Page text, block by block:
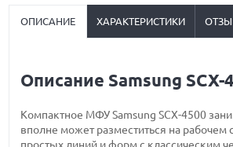
ОПИСАНИЕ ХАРАКТЕРИСТИКИ
Описание Samsung SCX-
Компактное МФУ Samsung SCX-4500
вполне может разместиться на рабочем